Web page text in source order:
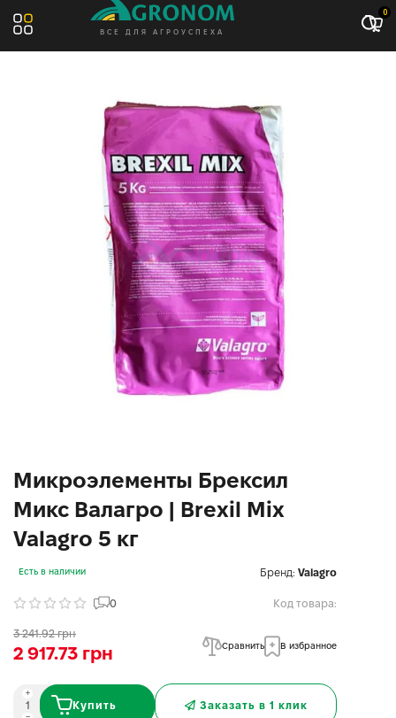
ВСЕ ДЛЯ АГРОУСПЕХА
0
Микроэлементы Брексил
Микс Валагро | Brexil Mix
Valagro 5 кг
Есть в наличии Бренд: Valagro
0 Код товара:
3 241.92 грн
2 917.73 грн Сравнить В избранное
Купить Заказать в 1 клик